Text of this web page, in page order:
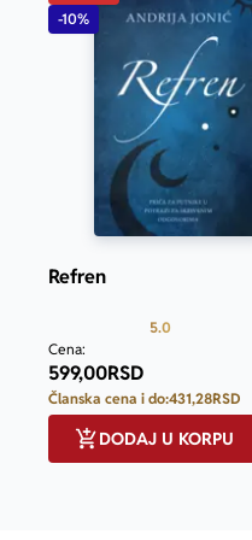
-10%
Refren
5.0
Cena:
599,00RSD
Članska cena i do:431,28RSD
DODAJ U KORPU